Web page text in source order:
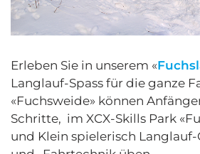
Erleben Sie in unserem «
Langlauf-Spass für die ganze
«Fuchsweide» können
Schritte, im XCX-Skills Park
und Klein spielerisch